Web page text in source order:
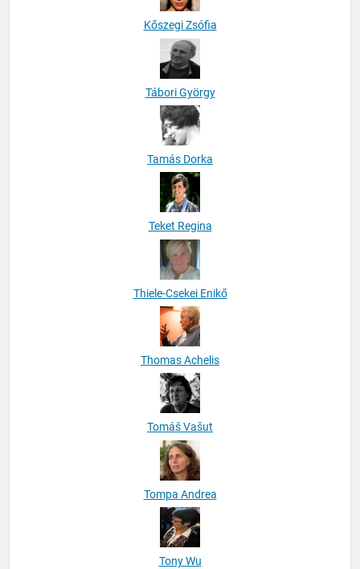
Kőszegi Zsófia
Tábori György
Tamás Dorka
Teket Regina
Thiele-Csekei Enikő
Thomas Achelis
Tomáš Vašut
Tompa Andrea
Tony Wu